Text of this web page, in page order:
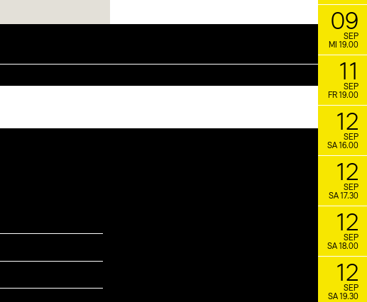
09
SEP
MI 19.00
11
SEP
FR 19.00
12
SEP
SA 16.00
12
SEP
SA 17.30
12
SEP
SA 18.00
12
SEP
SA 19.30